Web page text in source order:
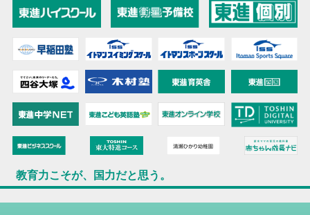
教育力こそが、国力だと思う。